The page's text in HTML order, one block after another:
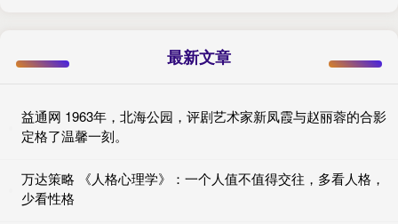
最新文章
益通网 1963年，北海公园，评剧艺术家新凤霞与赵丽蓉的合影
定格了温馨一刻。
万达策略 《人格心理学》：一个人值不值得交往，多看人格，
少看性格